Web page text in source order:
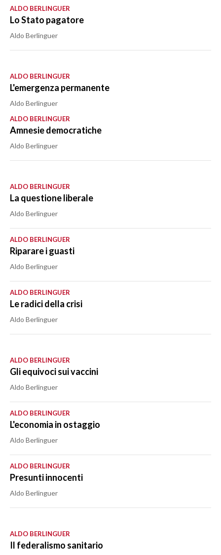
ALDO BERLINGUER
Lo Stato pagatore
Aldo Berlinguer
ALDO BERLINGUER
L'emergenza permanente
Aldo Berlinguer
ALDO BERLINGUER
Amnesie democratiche
Aldo Berlinguer
ALDO BERLINGUER
La questione liberale
Aldo Berlinguer
ALDO BERLINGUER
Riparare i guasti
Aldo Berlinguer
ALDO BERLINGUER
Le radici della crisi
Aldo Berlinguer
ALDO BERLINGUER
Gli equivoci sui vaccini
Aldo Berlinguer
ALDO BERLINGUER
L'economia in ostaggio
Aldo Berlinguer
ALDO BERLINGUER
Presunti innocenti
Aldo Berlinguer
ALDO BERLINGUER
Il federalismo sanitario